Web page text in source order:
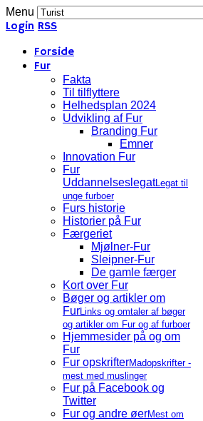
Menu
Login RSS
Forside
Fur
Fakta
Til tilflyttere
Helhedsplan 2024
Udvikling af Fur
Branding Fur
Emner
Innovation Fur
Fur
UddannelseslegatLegat til
unge furboer
Furs historie
Historier på Fur
Færgeriet
Mjølner-Fur
Sleipner-Fur
De gamle færger
Kort over Fur
Bøger og artikler om
FurLinks og omtaler af bøger
og artikler om Fur og af furboer
Hjemmesider på og om
Fur
Fur opskrifterMadopskrifter -
mest med muslinger
Fur på Facebook og
Twitter
Fur og andre øerMest om